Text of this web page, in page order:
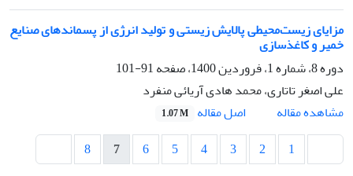
مزایای زیست‌محیطی پالایش زیستی و تولید انرژی از پسماندهای صنایع
خمیر و کاغذسازی
دوره 8، شماره 1، فروردین 1400، صفحه
91-101
علی اصغر تاتاری، محمد هادی آریائی منفرد
مشاهده مقاله
اصل مقاله 1.07 M
1
2
3
4
5
6
7
8